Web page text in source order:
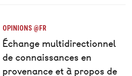
OPINIONS @FR
Échange multidirectionnel
de connaissances en
provenance et à propos de